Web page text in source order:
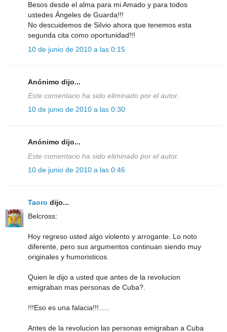
Besos desde el alma para mi Amado y para todos
ustedes Ángeles de Guarda!!!
No descuidemos de SiIvio ahora que tenemos esta
segunda cita como oportunidad!!!
10 de junio de 2010 a las 0:15
Anónimo dijo...
Este comentario ha sido eliminado por el autor.
10 de junio de 2010 a las 0:30
Anónimo dijo...
Este comentario ha sido eliminado por el autor.
10 de junio de 2010 a las 0:46
Taoro dijo...
Belcross:
Hoy regreso usted algo violento y arrogante. Lo noto
diferente, pero sus argumentos continuan siendo muy
originales y humoristicos.
Quien le dijo a usted que antes de la revolucion
emigraban mas personas de Cuba?.
!!!Eso es una falacia!!!.....
Antes de la revolucion las personas emigraban a Cuba